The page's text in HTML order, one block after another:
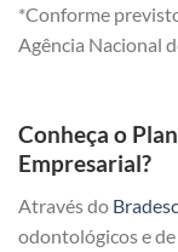
*Conforme
Agência Nacional
Conheça o
Empresarial?
Através do
odontológicos e